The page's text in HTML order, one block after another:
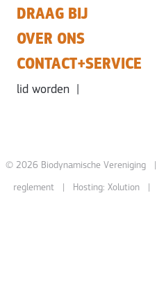
DRAAG BIJ
OVER ONS
CONTACT+SERVICE
lid worden
© 2026 Biodynamische Vereniging
reglement| Hosting: Xolution|